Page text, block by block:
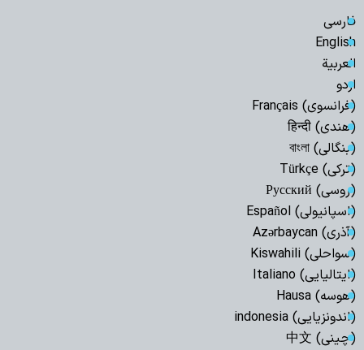
فارسی
English
العربیة
اردو
(فرانسوی) Français
(هندی) हिन्दी
(بنگالی) বাংলা
(ترکی) Türkçe
(روسی) Русский
(اسپانیولی) Español
(آذری) Azərbaycan
(سواحلی) Kiswahili
(ایتالیایی) Italiano
(هوسه) Hausa
(اندونزیایی) indonesia
(چینی) 中文